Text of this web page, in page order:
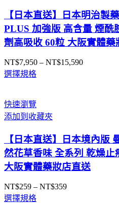
【日本直送】日本明治製
PLUS 加強版 高含量 煙酰
劑高吸收 60粒 大阪實體藥
NT$7,950 – NT$15,590價
選擇規格
快速瀏覽
添加到收藏夾
【日本直送】日本境內版
然花草香味 全系列 乾燥
大阪實體藥妝店直送
NT$259 – NT$359價
選擇規格